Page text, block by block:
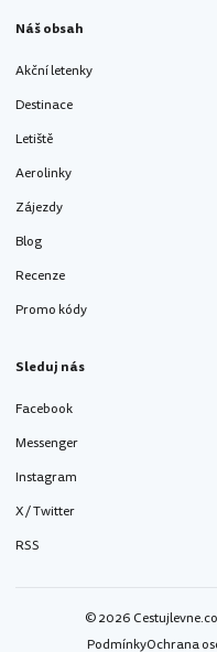
Náš obsah
Akční letenky
Destinace
Letiště
Aerolinky
Zájezdy
Blog
Recenze
Promo kódy
Sleduj nás
Facebook
Messenger
Instagram
X / Twitter
RSS
© 2026
PodmínkyOchrana